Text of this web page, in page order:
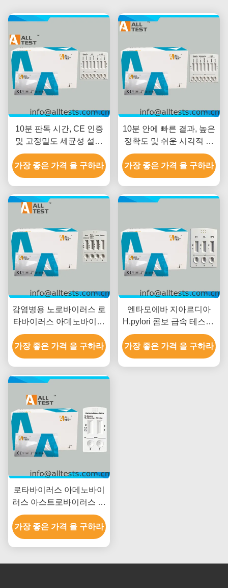
10분 판독 시간, CE 인증
및 고정밀도 세균성 설사
신속 검사 (시겔라/콜레라/
클로스트리디움 디피실)
가장 좋은 가격 을 구하라
10분 안에 빠른 결과, 높은
정확도 및 쉬운 시각적 해
석을 제공하는 시겔라/살
모넬라/클로스트리디움 디
피실균 신속 세균성 설사
가장 좋은 가격 을 구하라
감염병용 노로바이러스 로
타바이러스 아데노바이러
스 아스트로바이러스 엔테
로바이러스 복합 신속 검
사, 15분 내 빠른 결과, 높
가장 좋은 가격 을 구하라
엔타모에바 지아르디아
H.pylori 콤보 급속 테스트:
높은 정확성과 쉬운 시각
해석으로 10분 이내에 빠
른 결과를 얻습니다.
가장 좋은 가격 을 구하라
로타바이러스 아데노바이
러스 아스트로바이러스 콤
보 급검증 15분 읽기 시간
CE 인증 및 높은 정확성
가장 좋은 가격 을 구하라